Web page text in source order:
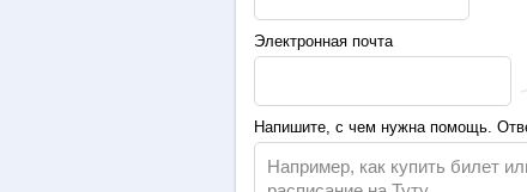
Электронная почта
Напишите, с чем нужна помощь.